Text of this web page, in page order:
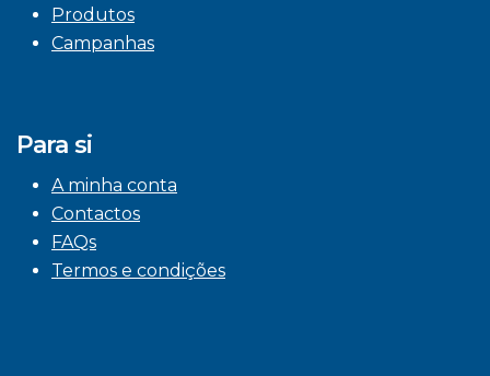
Produtos
Campanhas
Para si
A minha conta
Contactos
FAQs
Termos e condições